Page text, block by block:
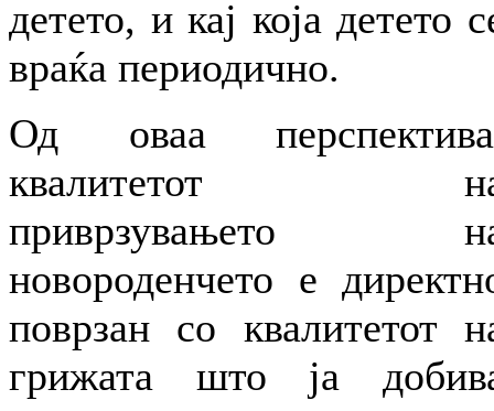
детето, и кај која детето
враќа периодично.
Од оваа
квалитетот
приврзувањето
новороденчето е
поврзан со квалитетот
грижата што ја